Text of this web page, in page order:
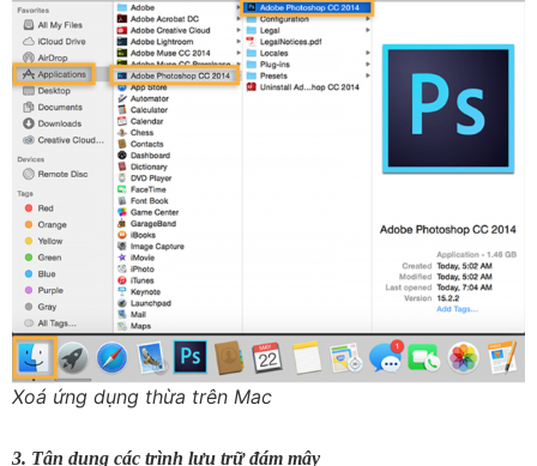
Xoá ứng dụng thừa trên Mac
3. Tận dụng các trình lưu trữ đám mây